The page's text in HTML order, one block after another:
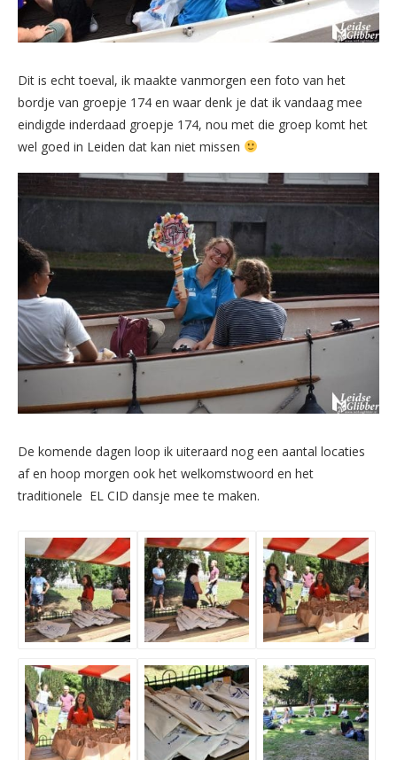
Dit is echt toeval, ik maakte vanmorgen een foto van het
bordje van groepje 174 en waar denk je dat ik vandaag mee
eindigde inderdaad groepje 174, nou met die groep komt het
wel goed in Leiden dat kan niet missen
De komende dagen loop ik uiteraard nog een aantal locaties
af en hoop morgen ook het welkomstwoord en het
traditionele EL CID dansje mee te maken.